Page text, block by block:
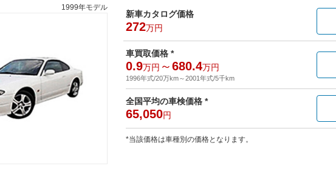
1999年モデル
新車カタログ価格
272万円
車買取価格 *
0.9万円 ～680.4万円
1996年式/20万km～2001年式/5千km
全国平均の車検価格 *
65,050円
*当該価格は車種別の価格となります。